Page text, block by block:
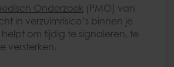
Onderzoek (PMO) van
in verzuimrisico’s binnen je
om tijdig te signaleren, te
versterken.